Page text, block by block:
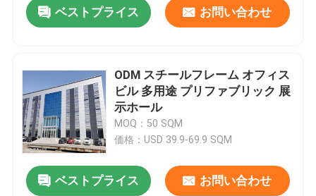
家へ
ベストプライス お問い合わせ
ODM スチールフレーム オフィス
ビル 多用途 プリファブリック 展
示ホール
MOQ：50 SQM
価格：USD 39.9-69.9 SQM
ベストプライス お問い合わせ